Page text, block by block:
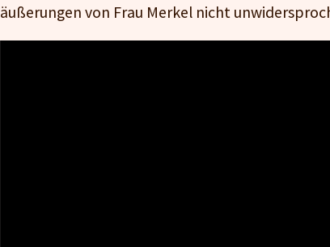
äußerungen von Frau Merkel nicht